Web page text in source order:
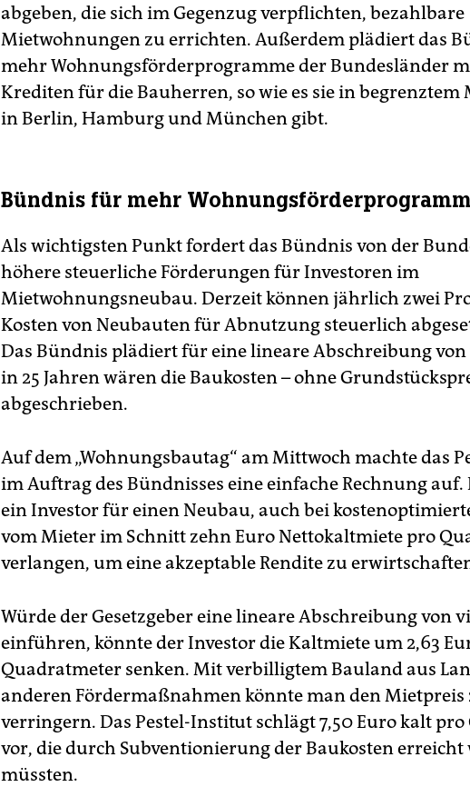
abgeben, die sich im Gegenzug verpflichten, bezahlbare
Mietwohnungen zu errichten. Außerdem plädiert das
mehr Wohnungsförderprogramme der Bundesländer
Krediten für die Bauherren, so wie es sie in begrenztem
in Berlin, Hamburg und München gibt.
Bündnis für mehr
Als wichtigsten Punkt fordert das Bündnis von der
höhere steuerliche Förderungen für Investoren im
Mietwohnungsneubau. Derzeit können jährlich zwei
Kosten von Neubauten für Abnutzung steuerlich
Das Bündnis plädiert für eine lineare Abschreibung von
in 25 Jahren wären die Baukosten – ohne
abgeschrieben.
Auf dem „Wohnungsbautag“ am Mittwoch machte das
im Auftrag des Bündnisses eine einfache Rechnung auf.
ein Investor für einen Neubau, auch bei
vom Mieter im Schnitt zehn Euro Nettokaltmiete pro
verlangen, um eine akzeptable Rendite zu
Würde der Gesetzgeber eine lineare Abschreibung von
einführen, könnte der Investor die Kaltmiete um 2,63
Quadratmeter senken. Mit verbilligtem Bauland aus
anderen Fördermaßnahmen könnte man den Mietpreis
verringern. Das Pestel-Institut schlägt 7,50 Euro kalt
vor, die durch Subventionierung der Baukosten erreicht
müssten.